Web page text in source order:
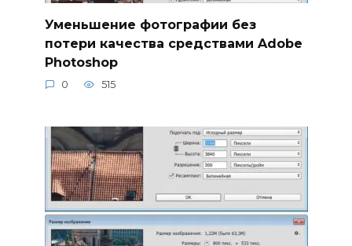
Уменьшение фотографии без
потери качества средствами Adobe
Photoshop
0 515